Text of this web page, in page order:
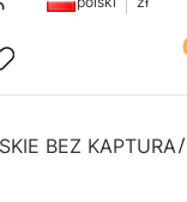
Ulubione
BEZ KAPTURA